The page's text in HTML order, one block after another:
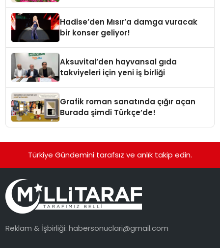
Hadise’den Mısır’a damga vuracak
bir konser geliyor!
Aksuvital’den hayvansal gıda
takviyeleri için yeni iş birliği
Grafik roman sanatında çığır açan
Burada şimdi Türkçe’de!
Türkiye Gündemini tarafsız ve anlık takip edin.
Reklam & İşbirliği:habersonuclari@gmail.com